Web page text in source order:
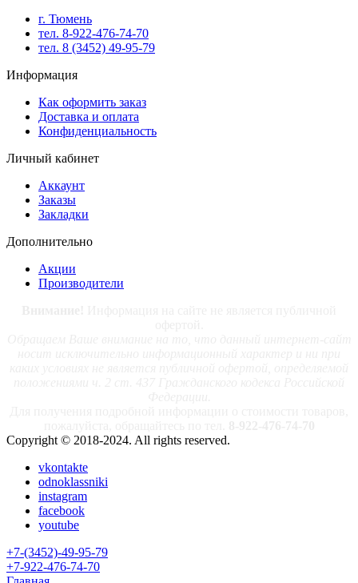
г. Тюмень
тел. 8-922-476-74-70
тел. 8 (3452) 49-95-79
Информация
Как оформить заказ
Доставка и оплата
Конфиденциальность
Личный кабинет
Аккаунт
Заказы
Закладки
Дополнительно
Акции
Производители
Copyright © 2018-2024. All rights reserved.
vkontakte
odnoklassniki
instagram
facebook
youtube
+7-(3452)-49-95-79
+7-922-476-74-70